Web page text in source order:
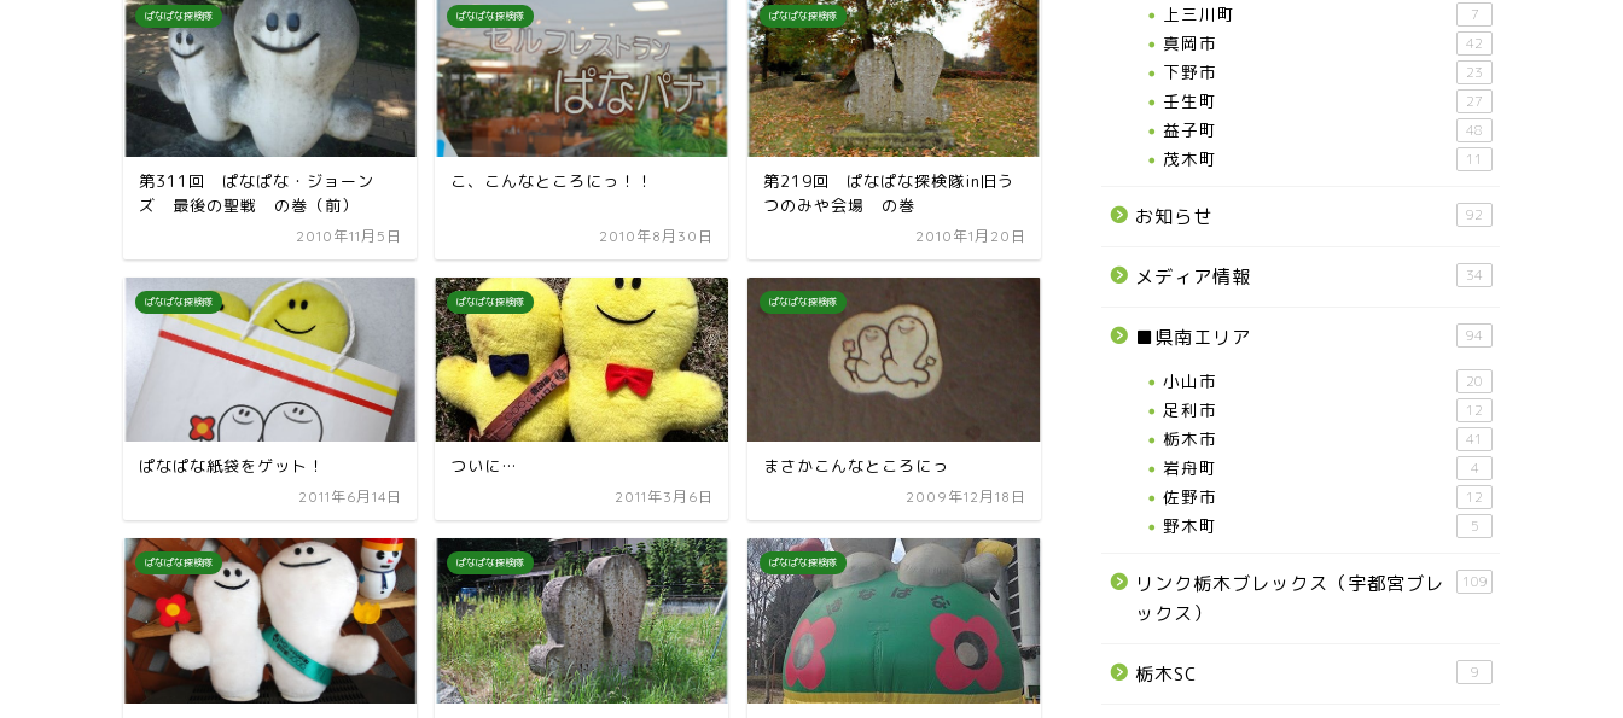
ぱなぱな探検隊
第311回 ぱなぱな・ジョーン
ズ 最後の聖戦 の巻（前）
2010年11月5日
ぱなぱな探検隊
こ、こんなところにっ！！
2010年8月30日
ぱなぱな探検隊
第219回 ぱなぱな探検隊in旧う
つのみや会場 の巻
2010年1月20日
ぱなぱな探検隊
ぱなぱな紙袋をゲット！
2011年6月14日
ぱなぱな探検隊
ついに…
2011年3月6日
ぱなぱな探検隊
まさかこんなところにっ
2009年12月18日
ぱなぱな探検隊 ぱなぱな探検隊 ぱなぱな探検隊
上三川町 7
真岡市 42
下野市 23
壬生町 27
益子町 48
茂木町 11
お知らせ 92
メディア情報 34
■県南エリア 94
小山市 20
足利市 12
栃木市 41
岩舟町 4
佐野市 12
野木町 5
リンク栃木ブレックス（宇都宮ブレ
ックス）
109
栃木SC 9